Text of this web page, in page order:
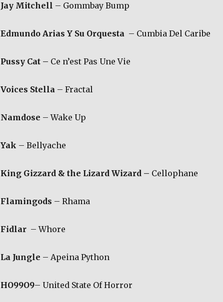
Jay Mitchell – Gommbay Bump
Edmundo Arias Y Su Orquesta – Cumbia Del Caribe
Pussy Cat – Ce n’est Pas Une Vie
Voices Stella– Fractal
Namdose – Wake Up
Yak – Bellyache
King Gizzard & the Lizard Wizard – Cellophane
Flamingods – Rhama
Fidlar – Whore
La Jungle – Apeina Python
HO99O9– United State Of Horror